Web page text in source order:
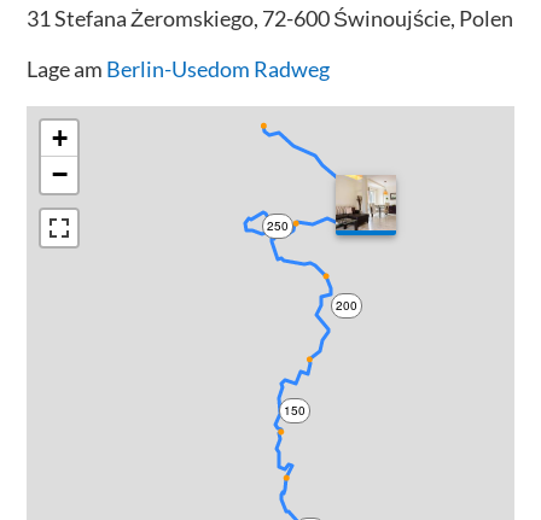
31 Stefana Żeromskiego, 72-600 Świnoujście, Polen
Lage am Berlin-Usedom Radweg
150
200
250
300
+
−